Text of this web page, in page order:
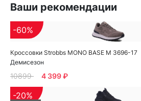
Ваши рекомендации
Кроссовки Strobbs MONO BASE M 3696-17
Демисезон
-60%
10899 4 399 ₽
-20%